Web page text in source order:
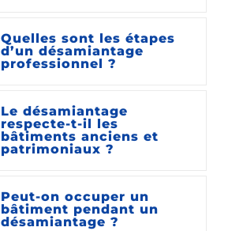
Quelles sont les étapes
d’un désamiantage
professionnel ?
Le désamiantage
respecte-t-il les
bâtiments anciens et
patrimoniaux ?
Peut-on occuper un
bâtiment pendant un
désamiantage ?